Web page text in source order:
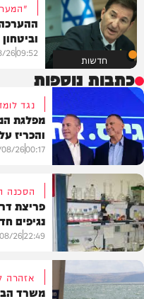
חדשות
וביטחון
09:52
26
כתבות נוספות
פוליטי
נגד
מפלגת
והכריז
00:17
26
הסכנה
פריצת
נגיפים
22:49
26
אזהרה
משרד